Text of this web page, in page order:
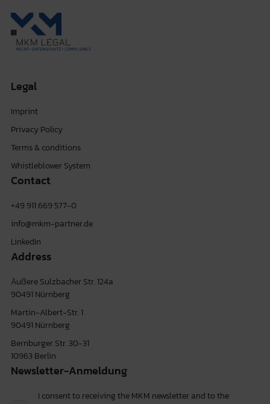
Legal
Imprint
Privacy Policy
Terms & conditions
Whistleblower System
Contact
+49 911 669 577-0
info@mkm-partner.de
LinkedIn
Address
Äußere Sulzbacher Str. 124a
90491 Nürnberg
Martin-Albert-Str. 1
90491 Nürnberg
Bernburger Str. 30-31
10963 Berlin
Newsletter-Anmeldung
I consent to receiving the MKM newsletter and to the